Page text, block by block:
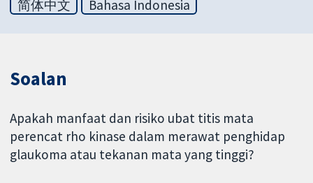
简体中文
Bahasa Indonesia
Soalan
Apakah manfaat dan risiko ubat titis mata
perencat rho kinase dalam merawat penghidap
glaukoma atau tekanan mata yang tinggi?